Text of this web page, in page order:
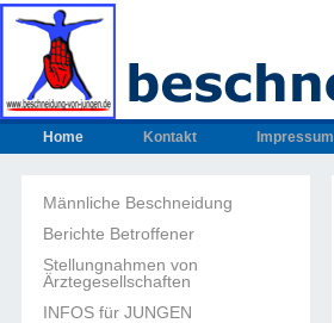
Home Kontakt Impressum
Männliche Beschneidung
Berichte Betroffener
Stellungnahmen von
Ärztegesellschaften
INFOS für JUNGEN